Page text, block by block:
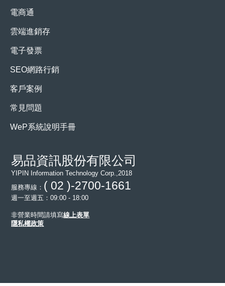
電商通
雲端進銷存
電子發票
SEO網路行銷
客戶案例
常見問題
WeP系統說明手冊
易品資訊股份有限公司
YIPIN Information Technology Corp.,2018
服務專線： ( 02 )-2700-1661
週一至週五：09:00 - 18:00
非營業時間請填寫線上表單
隱私權政策